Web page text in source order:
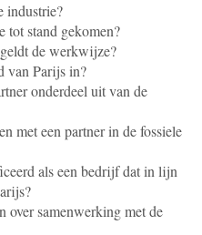
industrie?
stand gekomen?
de werkwijze?
van Parijs in?
onderdeel uit van de
met een partner in de fossiele
als een bedrijf dat in lijn
over samenwerking met de